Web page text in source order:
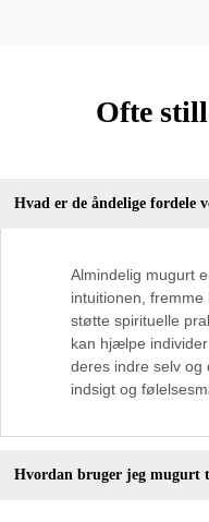
Ofte
Hvad er de åndelige fordele
Almindelig mugurt
intuitionen,
støtte spirituelle
kan hjælpe
deres indre selv og
indsigt og
Hvordan bruger jeg mugurt